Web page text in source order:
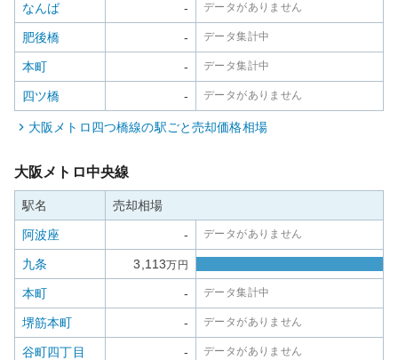
なんば - データがありません
肥後橋 - データ集計中
本町 - データ集計中
四ツ橋 - データがありません
大阪メトロ四つ橋線の駅ごと売却価格相場
大阪メトロ中央線
駅名 売却相場
阿波座 - データがありません
九条 3,113万円
本町 - データ集計中
堺筋本町 - データがありません
谷町四丁目 - データがありません